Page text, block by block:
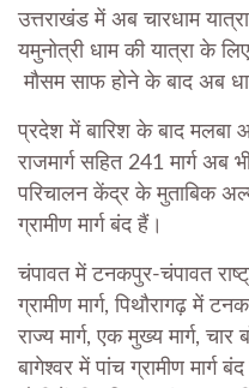
उत्तराखंड में अब चारधाम
यमुनोत्री धाम की यात्रा के
मौसम साफ होने के बाद अब
प्रदेश में बारिश के बाद मलबा
राजमार्ग सहित 241 मार्ग अब
परिचालन केंद्र के मुताबिक
ग्रामीण मार्ग बंद हैं।
चंपावत में टनकपुर-चंपावत
ग्रामीण मार्ग, पिथौरागढ़ में
राज्य मार्ग, एक मुख्य मार्ग, चार
बागेश्वर में पांच ग्रामीण मार्ग